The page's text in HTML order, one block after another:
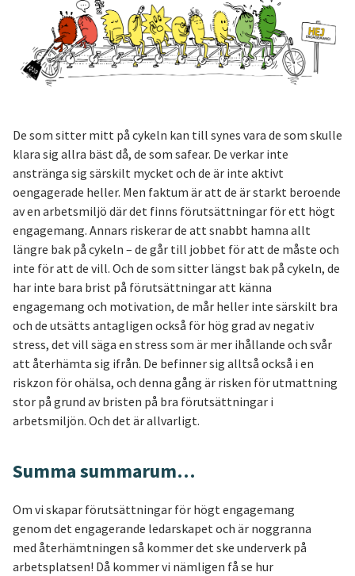
De som sitter mitt på cykeln kan till synes vara de som skulle
klara sig allra bäst då, de som safear. De verkar inte
anstränga sig särskilt mycket och de är inte aktivt
oengagerade heller. Men faktum är att de är starkt beroende
av en arbetsmiljö där det finns förutsättningar för ett högt
engagemang. Annars riskerar de att snabbt hamna allt
längre bak på cykeln – de går till jobbet för att de måste och
inte för att de vill. Och de som sitter längst bak på cykeln, de
har inte bara brist på förutsättningar att känna
engagemang och motivation, de mår heller inte särskilt bra
och de utsätts antagligen också för hög grad av negativ
stress, det vill säga en stress som är mer ihållande och svår
att återhämta sig ifrån. De befinner sig alltså också i en
riskzon för ohälsa, och denna gång är risken för utmattning
stor på grund av bristen på bra förutsättningar i
arbetsmiljön. Och det är allvarligt.
Summa summarum…
Om vi skapar förutsättningar för högt engagemang
genom det engagerande ledarskapet och är noggranna
med återhämtningen så kommer det ske underverk på
arbetsplatsen! Då kommer vi nämligen få se hur